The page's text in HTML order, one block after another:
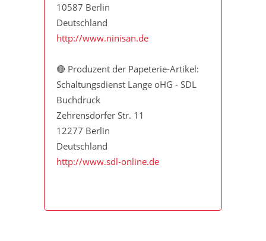
10587 Berlin
Deutschland
http://www.ninisan.de
🔴 Produzent der Papeterie-Artikel:
Schaltungsdienst Lange oHG - SDL
Buchdruck
Zehrensdorfer Str. 11
12277 Berlin
Deutschland
http://www.sdl-online.de